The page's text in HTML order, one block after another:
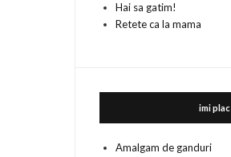
Hai sa gatim!
Retete ca la mama
imi plac
Amalgam de ganduri